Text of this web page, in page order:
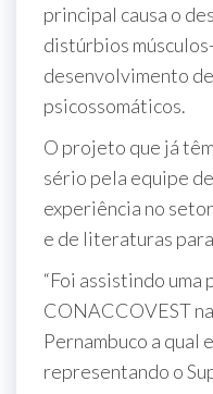
principal causa o
distúrbios
desenvolvimento
psicossomáticos.
O projeto que já
sério pela equipe
experiência no
e de literaturas
“Foi assistindo uma
CONACCOVEST
Pernambuco a qual
representando o